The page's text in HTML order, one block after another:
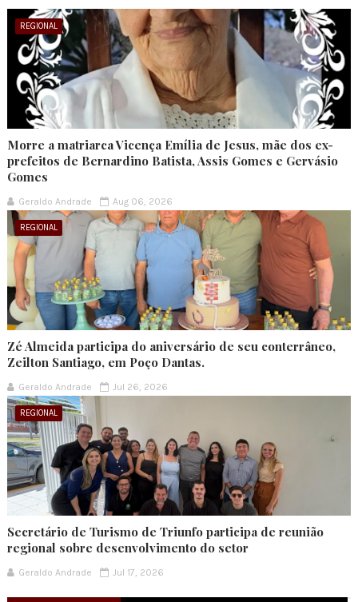
REGIONAL
Morre a matriarca Vicença Emília de Jesus, mãe dos ex-
prefeitos de Bernardino Batista, Assis Gomes e Gervásio
Gomes
Geraldo Andrade Aug 06, 2026
REGIONAL
Zé Almeida participa do aniversário de seu conterrâneo,
Zeilton Santiago, em Poço Dantas.
Geraldo Andrade Jul 26, 2026
REGIONAL
Secretário de Turismo de Triunfo participa de reunião
regional sobre desenvolvimento do setor
Geraldo Andrade Jul 17, 2026